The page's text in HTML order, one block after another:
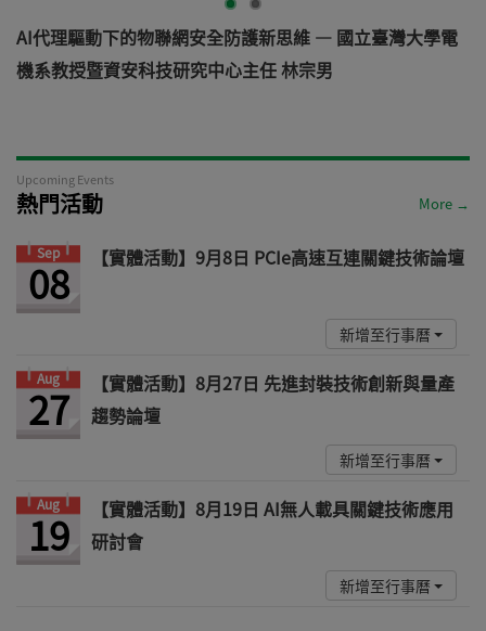
AI代理驅動下的物聯網安全防護新思維 — 國立臺灣大學電
機系教授暨資安科技研究中心主任 林宗男
Upcoming Events
熱門活動 More →
Sep
08 【實體活動】9月8日 PCIe高速互連關鍵技術論壇
新增至行事曆
Aug
27
【實體活動】8月27日 先進封裝技術創新與量產
趨勢論壇
新增至行事曆
Aug
19
【實體活動】8月19日 AI無人載具關鍵技術應用
研討會
新增至行事曆